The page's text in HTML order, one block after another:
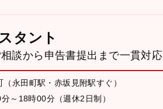
タント
談から申告書提出まで一貫対応
（永田町駅・赤坂見附駅すぐ）
～18時00分（週休2日制）